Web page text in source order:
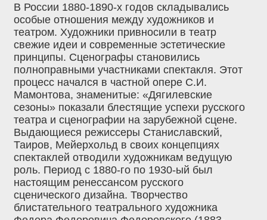
В России 1880-1890-х годов складывались
особые отношения между художников и
театром. Художники привносили в театр
свежие идеи и современные эстетические
принципы. Сценографы становились
полноправными участниками спектакля. Этот
процесс начался в частной опере С.И.
Мамонтова, знаменитые: «Дягилевские
сезоны» показали блестящие успехи русского
театра и сценографии на зарубежной сцене.
Выдающиеся режиссеры Станиславский,
Таиров, Мейерхольд в своих концепциях
спектаклей отводили художникам ведущую
роль. Период с 1880-го по 1930-ый был
настоящим ренессансом русского
сценического дизайна. Творчество
блистательного театрального художника